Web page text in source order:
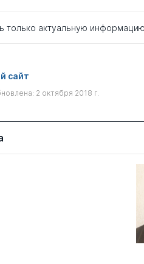
только актуальную информацию
сайт
2 октября 2018 г.